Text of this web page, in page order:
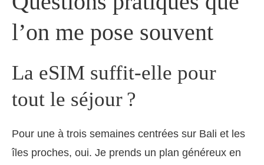
l’on me pose souvent
La eSIM suffit-elle pour
tout le séjour ?
Pour une à trois semaines centrées sur Bali et les
îles proches, oui. Je prends un plan généreux en